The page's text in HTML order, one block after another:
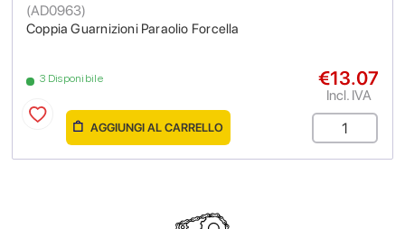
Coppia Guarnizioni Paraolio Forcella
(AD0963)
3 Disponibile €13.07
Incl. IVA
AGGIUNGI AL CARRELLO